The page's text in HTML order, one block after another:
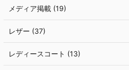
メディア掲載 (19)
レザー (37)
レディースコート (13)